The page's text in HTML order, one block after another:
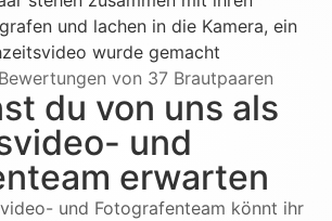
von 37Brautpaaren
du von uns als
und
erwarten
und Fotografenteam könnt ihr